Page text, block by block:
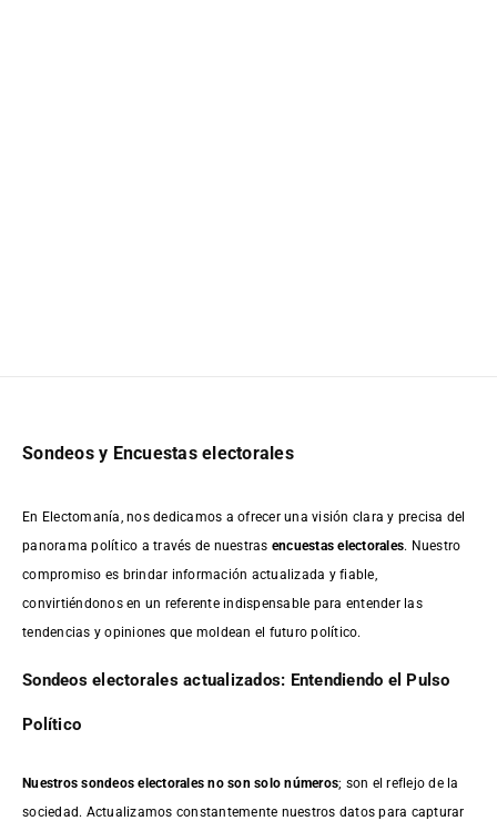
Sondeos y Encuestas electorales
En Electomanía, nos dedicamos a ofrecer una visión clara y precisa del
panorama político a través de nuestras encuestas electorales. Nuestro
compromiso es brindar información actualizada y fiable,
convirtiéndonos en un referente indispensable para entender las
tendencias y opiniones que moldean el futuro político.
Sondeos electorales actualizados: Entendiendo el Pulso
Político
Nuestros sondeos electorales no son solo números; son el reflejo de la
sociedad. Actualizamos constantemente nuestros datos para capturar